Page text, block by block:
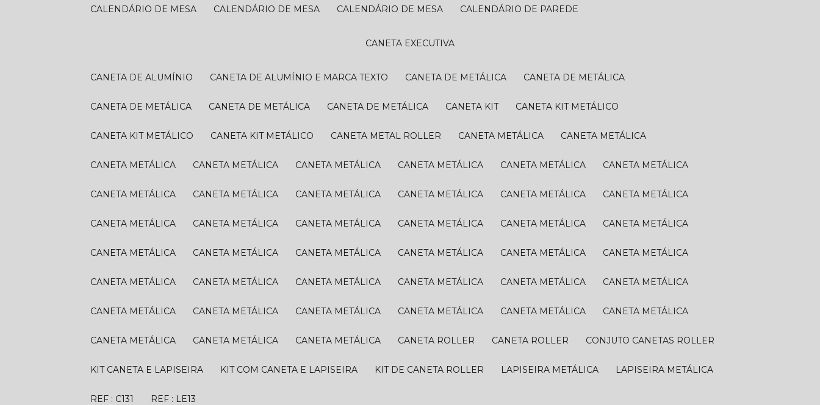
CALENDÁRIO DE MESA CALENDÁRIO DE MESA CALENDÁRIO DE MESA CALENDÁRIO DE PAREDE
CANETA EXECUTIVA
CANETA DE ALUMÍNIO CANETA DE ALUMÍNIO E MARCA TEXTO CANETA DE METÁLICA CANETA DE METÁLICA
CANETA DE METÁLICA CANETA DE METÁLICA CANETA DE METÁLICA CANETA KIT CANETA KIT METÁLICO
CANETA KIT METÁLICO CANETA KIT METÁLICO CANETA METAL ROLLER CANETA METÁLICA CANETA METÁLICA
CANETA METÁLICA CANETA METÁLICA CANETA METÁLICA CANETA METÁLICA CANETA METÁLICA CANETA METÁLICA
CANETA METÁLICA CANETA METÁLICA CANETA METÁLICA CANETA METÁLICA CANETA METÁLICA CANETA METÁLICA
CANETA METÁLICA CANETA METÁLICA CANETA METÁLICA CANETA METÁLICA CANETA METÁLICA CANETA METÁLICA
CANETA METÁLICA CANETA METÁLICA CANETA METÁLICA CANETA METÁLICA CANETA METÁLICA CANETA METÁLICA
CANETA METÁLICA CANETA METÁLICA CANETA METÁLICA CANETA METÁLICA CANETA METÁLICA CANETA METÁLICA
CANETA METÁLICA CANETA METÁLICA CANETA METÁLICA CANETA METÁLICA CANETA METÁLICA CANETA METÁLICA
CANETA METÁLICA CANETA METÁLICA CANETA METÁLICA CANETA ROLLER CANETA ROLLER CONJUTO CANETAS ROLLER
KIT CANETA E LAPISEIRA KIT COM CANETA E LAPISEIRA KIT DE CANETA ROLLER LAPISEIRA METÁLICA LAPISEIRA METÁLICA
REF : C131 REF : LE13